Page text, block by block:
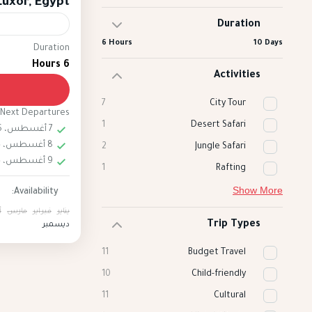
Duration
6 Hours 10 Days
Activities
City Tour
7
Desert Safari
1
Jungle Safari
2
Rafting
1
Show More
Trip Types
Budget Travel
11
Child-friendly
10
Cultural
11
egypt
a truly
the sun
on a
Nile River.
,Luxor
Easy
Duration
6 Hours
Next Departures
7 أغسطس، 2026
8 أغسطس، 2026
9 أغسطس، 2026
Availability:
يناير فبراير مارس
ديسمبر